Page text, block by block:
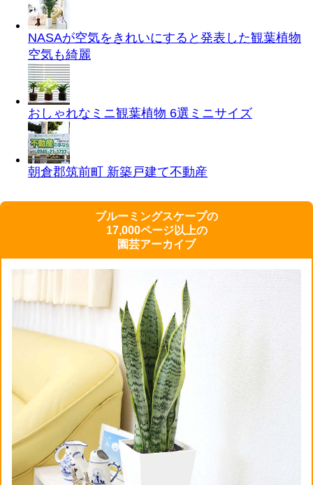
NASAが空気をきれいにすると発表した観葉植物
空気も綺麗
おしゃれなミニ観葉植物 6選 ミニサイズ
朝倉郡筑前町 新築戸建て不動産
ブルーミングスケープの
17,000ページ以上の
園芸アーカイブ